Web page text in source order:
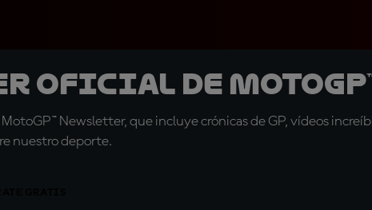
oficial de
Newsletter, que incluye crónicas de GP, vídeos
nuestro deporte.